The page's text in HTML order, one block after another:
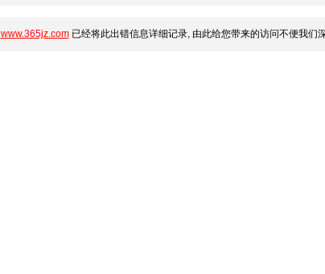
www.365jz.com已经将此出错信息详细记录, 由此给您带来的访问不便我们